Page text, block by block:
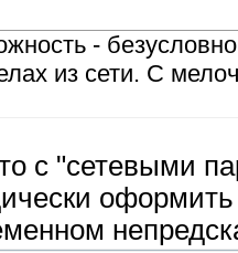
-
из сети. С
с "сетевыми
оформить